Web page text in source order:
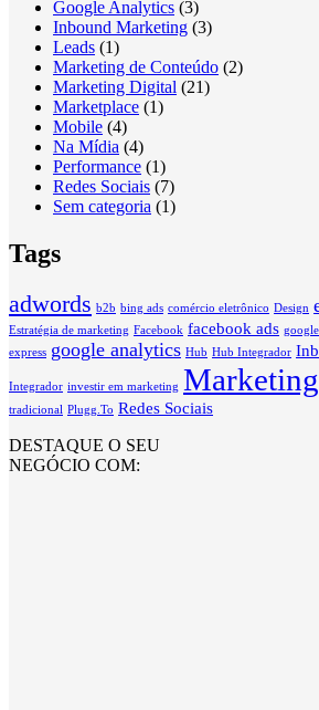
Google Analytics (3)
Inbound Marketing (3)
Leads (1)
Marketing de Conteúdo (2)
Marketing Digital (21)
Marketplace (1)
Mobile (4)
Na Mídia (4)
Performance (1)
Redes Sociais (7)
Sem categoria (1)
Tags
adwords b2b bing ads comércio eletrônico Design
Estratégia de marketing Facebook facebook ads
express google analytics Hub Hub Integrador
Integrador investir em marketing
tradicional Plugg.To Redes Sociais
DESTAQUE O SEU
NEGÓCIO COM: